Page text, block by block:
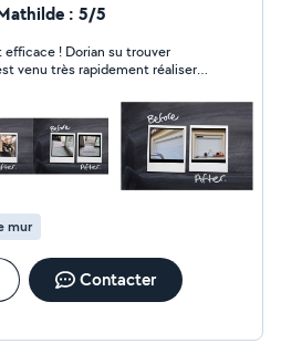
Plutôt réactif et
pas à me contacter
Pour
dehors de mon périmètre
rapprocher de la page
SARRENOVE EI SARRENOVE
: 5/5
su trouver
venu très rapidement réaliser
mur
Contacter